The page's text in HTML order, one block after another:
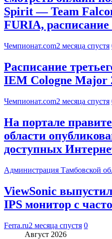
Spirit — Team
FURIA, расписание
Чемпионат.com2 месяца спустя
Расписание
IEM Cologne Major
Чемпионат.com2 месяца спустя
На портале
области
доступных
Администрация Тамбовской
ViewSonic
IPS монитор с
Ferra.ru2 месяца спустя 0
Август 2026